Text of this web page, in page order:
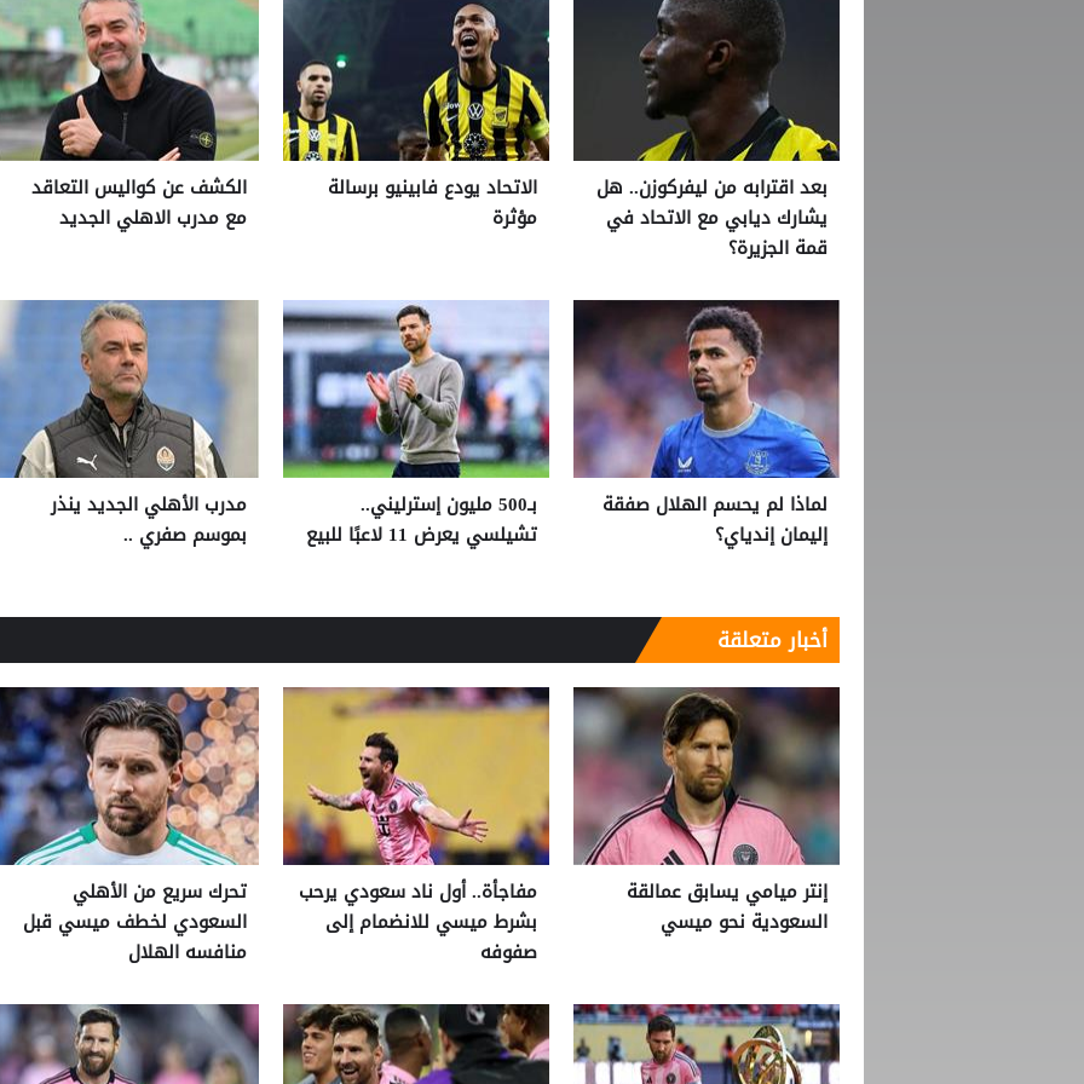
بعد اقترابه من ليفركوزن.. هل
يشارك ديابي مع الاتحاد في
قمة الجزيرة؟
الاتحاد يودع فابينيو برسالة
مؤثرة
الكشف عن كواليس التعاقد
مع مدرب الاهلي الجديد
لماذا لم يحسم الهلال صفقة
إليمان إندياي؟
بـ500 مليون إسترليني..
تشيلسي يعرض 11 لاعبًا للبيع
مدرب الأهلي الجديد ينذر
بموسم صفري ..
أخبار متعلقة
إنتر ميامي يسابق عمالقة
السعودية نحو ميسي
مفاجأة.. أول ناد سعودي يرحب
بشرط ميسي للانضمام إلى
صفوفه
تحرك سريع من الأهلي
السعودي لخطف ميسي قبل
منافسه الهلال